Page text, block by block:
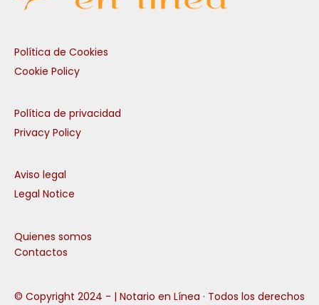
Política de Cookies
Cookie Policy
Política de privacidad
Privacy Policy
Aviso legal
Legal Notice
Quienes somos
Contactos
© Copyright 2024 - | Notario en Línea · Todos los derechos